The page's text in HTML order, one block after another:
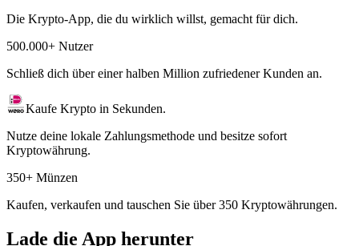
Die Krypto-App, die du wirklich willst, gemacht für dich.
500.000+ Nutzer
Schließ dich über einer halben Million zufriedener Kunden an.
Kaufe Krypto in Sekunden.
Nutze deine lokale Zahlungsmethode und besitze sofort
Kryptowährung.
350+ Münzen
Kaufen, verkaufen und tauschen Sie über 350 Kryptowährungen.
Lade die App herunter